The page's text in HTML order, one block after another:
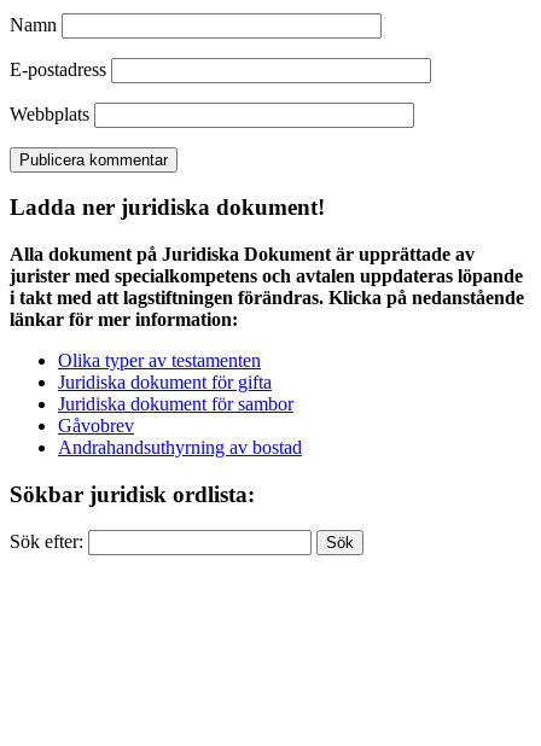
Namn
E-postadress
Webbplats
Ladda ner juridiska dokument!
Alla dokument på Juridiska Dokument är upprättade av
jurister med specialkompetens och avtalen uppdateras löpande
i takt med att lagstiftningen förändras. Klicka på nedanstående
länkar för mer information:
Olika typer av testamenten
Juridiska dokument för gifta
Juridiska dokument för sambor
Gåvobrev
Andrahandsuthyrning av bostad
Sökbar juridisk ordlista:
Sök efter: